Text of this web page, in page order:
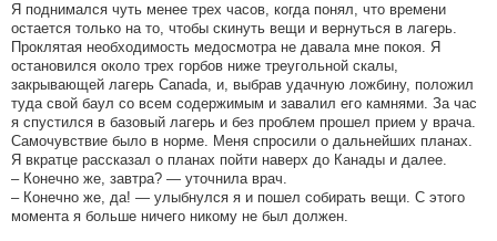
Я поднимался чуть менее трех часов, когда понял, что времени
остается только на то, чтобы скинуть вещи и вернуться в лагерь.
Проклятая необходимость медосмотра не давала мне покоя. Я
остановился около трех горбов ниже треугольной скалы,
закрывающей лагерь Canada, и, выбрав удачную ложбину, положил
туда свой баул со всем содержимым и завалил его камнями. За час
я спустился в базовый лагерь и без проблем прошел прием у врача.
Самочувствие было в норме. Меня спросили о дальнейших планах.
Я вкратце рассказал о планах пойти наверх до Канады и далее.
– Конечно же, завтра? — уточнила врач.
– Конечно же, да! — улыбнулся я и пошел собирать вещи. С этого
момента я больше ничего никому не был должен.